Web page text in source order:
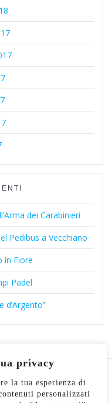
privacy
la tua esperienza di
personalizzati
dei Carabinieri
Pedibus a Vecchiano
in Fiore
Padel
d’Argento”